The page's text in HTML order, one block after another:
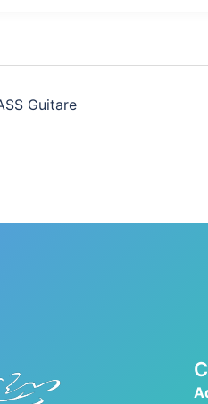
Guitare